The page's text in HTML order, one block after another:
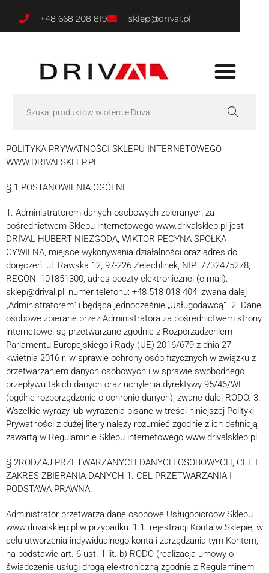
+48 668 208 819 sklep@drival.pl
POLITYKA PRYWATNOŚCI SKLEPU INTERNETOWEGO
WWW.DRIVALSKLEP.PL
§ 1 POSTANOWIENIA OGÓLNE
1. Administratorem danych osobowych zbieranych za
pośrednictwem Sklepu internetowego www.drivalsklep.pl jest
DRIVAL HUBERT NIEZGODA, WIKTOR PECYNA SPÓŁKA
CYWILNA, miejsce wykonywania działalności oraz adres do
doręczeń: ul. Rawska 12, 97-226 Żelechlinek, NIP: 7732475278,
REGON: 101851300, adres poczty elektronicznej (e-mail):
sklep@drival.pl, numer telefonu: +48 518 018 404, zwana dalej
„Administratorem” i będąca jednocześnie „Usługodawcą”. 2. Dane
osobowe zbierane przez Administratora za pośrednictwem strony
internetowej są przetwarzane zgodnie z Rozporządzeniem
Parlamentu Europejskiego i Rady (UE) 2016/679 z dnia 27
kwietnia 2016 r. w sprawie ochrony osób fizycznych w związku z
przetwarzaniem danych osobowych i w sprawie swobodnego
przepływu takich danych oraz uchylenia dyrektywy 95/46/WE
(ogólne rozporządzenie o ochronie danych), zwane dalej RODO. 3.
Wszelkie wyrazy lub wyrażenia pisane w treści niniejszej Polityki
Prywatności z dużej litery należy rozumieć zgodnie z ich definicją
zawartą w Regulaminie Sklepu internetowego www.drivalsklep.pl.
§ 2RODZAJ PRZETWARZANYCH DANYCH OSOBOWYCH, CEL I
ZAKRES ZBIERANIA DANYCH 1. CEL PRZETWARZANIA I
PODSTAWA PRAWNA.
Administrator przetwarza dane osobowe Usługobiorców Sklepu
www.drivalsklep.pl w przypadku: 1.1. rejestracji Konta w Sklepie, w
celu utworzenia indywidualnego konta i zarządzania tym Kontem,
na podstawie art. 6 ust. 1 lit. b) RODO (realizacja umowy o
świadczenie usługi drogą elektroniczną zgodnie z Regulaminem